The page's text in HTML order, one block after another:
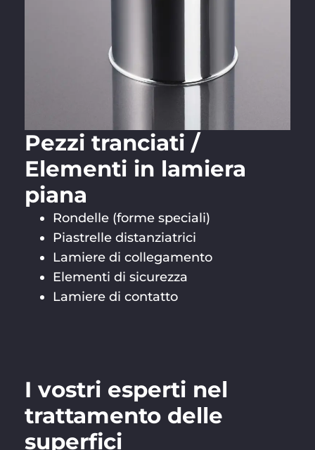
Pezzi tranciati /
Elementi in lamiera
piana
Rondelle (forme speciali)
Piastrelle distanziatrici
Lamiere di collegamento
Elementi di sicurezza
Lamiere di contatto
I vostri esperti nel
trattamento delle
superfici